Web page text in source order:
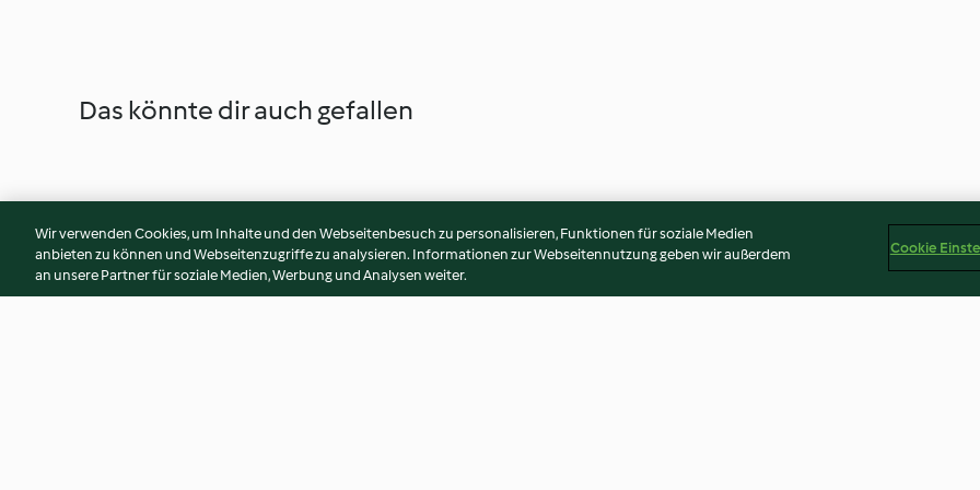
Das könnte dir auch gefallen
Wir verwenden Cookies, um Inhalte und den Webseitenbesuch zu personalisieren, Funktionen für soziale Medien
anbieten zu können und Webseitenzugriffe zu analysieren. Informationen zur Webseitennutzung geben wir außerdem
an unsere Partner für soziale Medien, Werbung und Analysen weiter.
Cookie